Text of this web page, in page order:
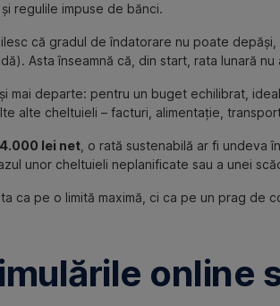
regulile impuse de bănci.
că gradul de îndatorare nu poate depăși,
Asta înseamnă că, din start, rata lunară
mai departe: pentru un buget echilibrat,
alte cheltuieli – facturi, alimentație,
4.000 lei net , o rată sustenabilă ar fi undeva
unor cheltuieli neplanificate sau a unei
ca pe o limită maximă, ci ca pe un prag de
online